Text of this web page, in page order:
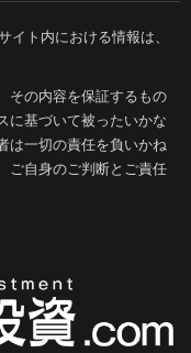
イト内における情報は、
その内容を保証するもの
に基づいて被ったいかな
は一切の責任を負いかね
ご自身のご判断とご責任